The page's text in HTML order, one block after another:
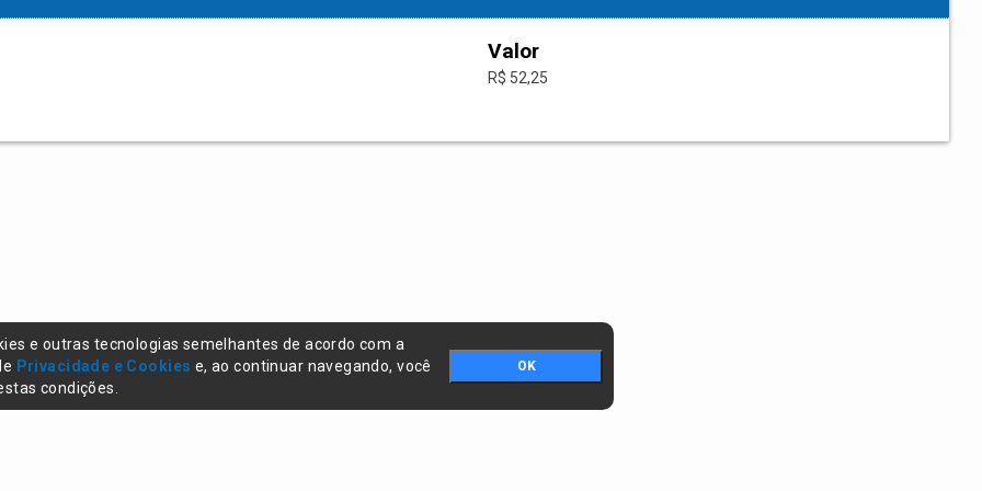
Valor
R$ 52,25
e outras tecnologias semelhantes de acordo com a
Privacidade e Cookies e, ao continuar navegando, você
condições.
OK